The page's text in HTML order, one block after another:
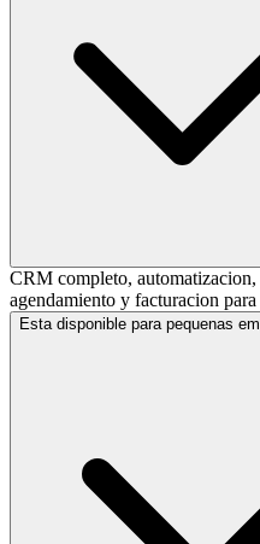
CRM completo,
agendamiento y facturacion
Esta disponible para pequenas